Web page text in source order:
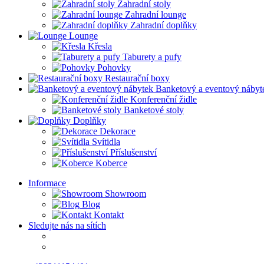
Zahradní stoly
Zahradní lounge
Zahradní doplňky
Lounge
Křesla
Taburety a pufy
Pohovky
Restaurační boxy
Banketový a eventový
Konferenční židle
Banketové stoly
Doplňky
Dekorace
Svítidla
Příslušenství
Koberce
Informace
Showroom
Blog
Kontakt
Sledujte nás na sítích